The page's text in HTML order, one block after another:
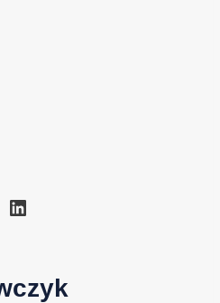
LinkedIn